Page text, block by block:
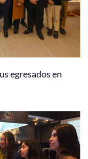
egresados en